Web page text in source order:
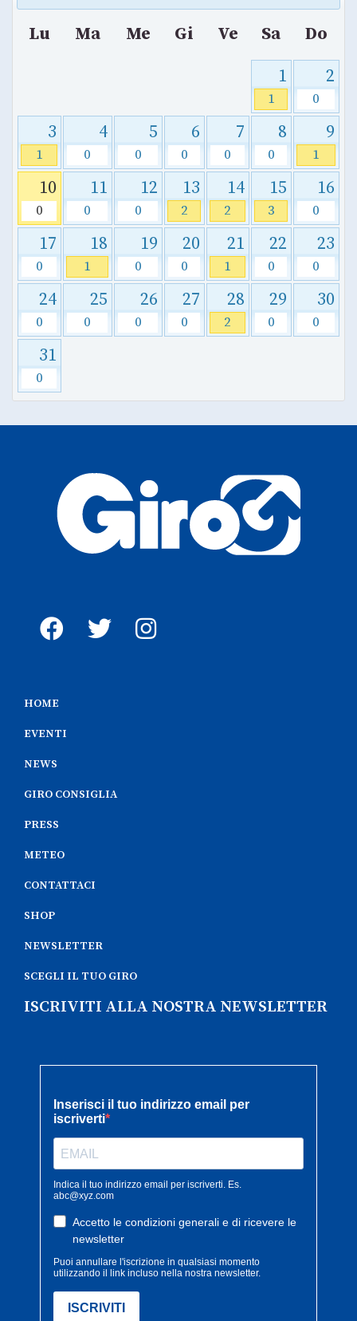
Lu Ma Me Gi Ve Sa
Do
1
1
2
0
3
1
4
0
5
0
6
0
7
0
8
0
9
1
10
0
11
0
12
0
13
2
14
2
15
3
16
0
17
0
18
1
19
0
20
0
21
1
22
0
23
0
24
0
25
0
26
0
27
0
28
2
29
0
30
0
31
0
HOME
EVENTI
NEWS
GIRO CONSIGLIA
PRESS
METEO
CONTATTACI
SHOP
NEWSLETTER
SCEGLI IL TUO GIRO
ISCRIVITI ALLA NOSTRA NEWSLETTER